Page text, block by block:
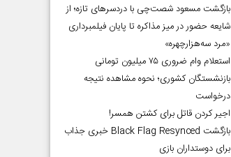
بازگشت مسعود شصت‌چی با دردسر‌های تازه؛ از
شایعه حضور در میز مذاکره تا پایان فیلمبرداری
«مرد سه‌هزارچهره»
استعلام وام ضروری ۷۵ میلیون تومانی
بازنشستگان کشوری؛ نحوه مشاهده نتیجه
درخواست
اجیر کردن قاتل برای کشتن همسر!
بازگشت Black Flag Resynced خبری جذاب
برای دوستداران بازی